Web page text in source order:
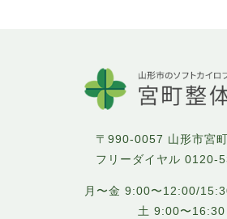
〒990-0057 山形市宮
フリーダイヤル 0120-
月〜金 9:00〜12:00/
土 9:00〜16:30